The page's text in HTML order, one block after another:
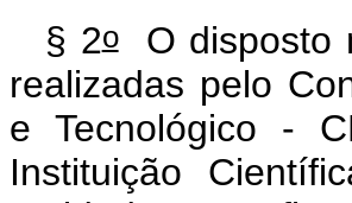
§ 2oO disposto
realizadas pelo
e Tecnológico -
Instituição